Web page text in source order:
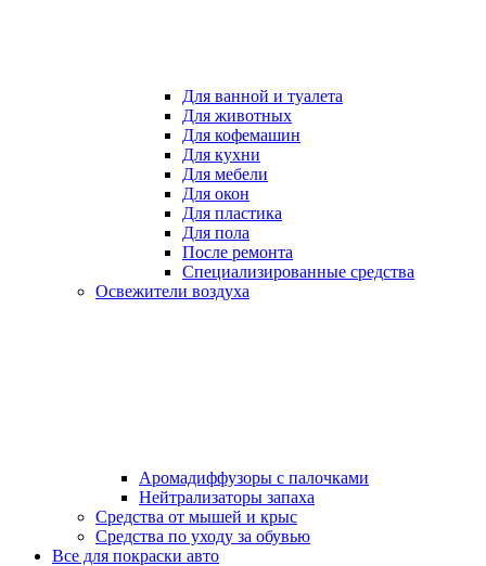
Для ванной и туалета
Для животных
Для кофемашин
Для кухни
Для мебели
Для окон
Для пластика
Для пола
После ремонта
Специализированные средства
Освежители воздуха
Аромадиффузоры с палочками
Нейтрализаторы запаха
Средства от мышей и крыс
Средства по уходу за обувью
Все для покраски авто